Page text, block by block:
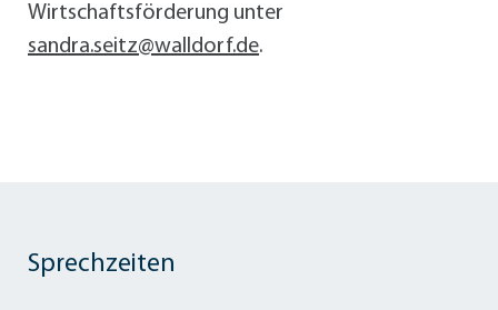
Wirtschaftsförderung unter
sandra.seitz@walldorf.de.
Sprechzeiten